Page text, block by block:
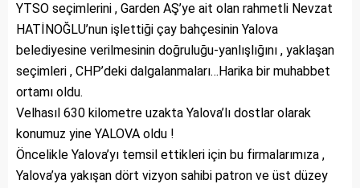
YTSO seçimlerini , Garden AŞ’ye ait olan rahmetli Nevzat
HATİNOĞLU’nun işlettiği çay bahçesinin Yalova
belediyesine verilmesinin doğruluğu-yanlışlığını , yaklaşan
seçimleri , CHP’deki dalgalanmaları…Harika bir muhabbet
ortamı oldu.
Velhasıl 630 kilometre uzakta Yalova’lı dostlar olarak
konumuz yine YALOVA oldu !
Öncelikle Yalova’yı temsil ettikleri için bu firmalarımıza ,
Yalova’ya yakışan dört vizyon sahibi patron ve üst düzey